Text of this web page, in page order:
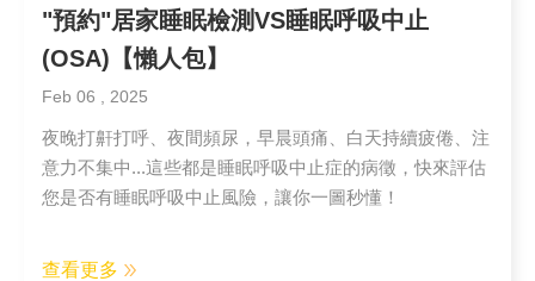
"預約"居家睡眠檢測VS睡眠呼吸中止
(OSA)【懶人包】
Feb 06 , 2025
夜晚打鼾打呼、夜間頻尿，早晨頭痛、白天持續疲倦、注
意力不集中...這些都是睡眠呼吸中止症的病徵，快來評估
您是否有睡眠呼吸中止風險，讓你一圖秒懂！
查看更多